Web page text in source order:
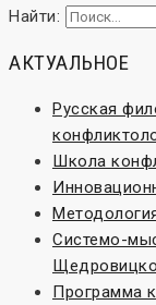
Найти:
АКТУАЛЬНОЕ
Русская
Школа
Системо-
Программа